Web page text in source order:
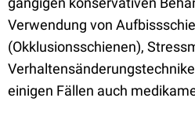
Verwendung von
(Okklusionsschienen),
einigen Fällen auch